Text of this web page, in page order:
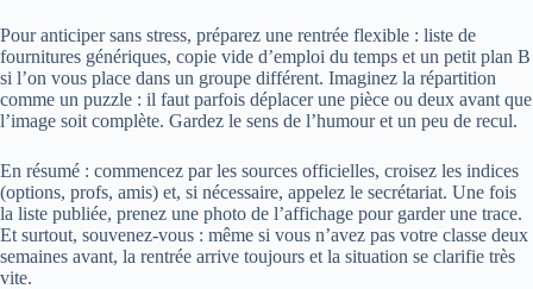
Pour anticiper sans stress, préparez une rentrée flexible : liste de
fournitures génériques, copie vide d’emploi du temps et un petit plan B
si l’on vous place dans un groupe différent. Imaginez la répartition
comme un puzzle : il faut parfois déplacer une pièce ou deux avant que
l’image soit complète. Gardez le sens de l’humour et un peu de recul.
En résumé : commencez par les sources officielles, croisez les indices
(options, profs, amis) et, si nécessaire, appelez le secrétariat. Une fois
la liste publiée, prenez une photo de l’affichage pour garder une trace.
Et surtout, souvenez‑vous : même si vous n’avez pas votre classe deux
semaines avant, la rentrée arrive toujours et la situation se clarifie très
vite.